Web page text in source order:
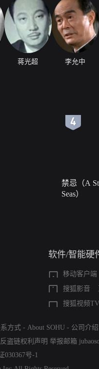
蒋光超 李允中
禁忌（A
Seas）
软件/智能硬
移动客户端
搜狐影音
搜狐视频
方式 - About SOHU - 公司介绍
盗链权利声明 举报邮箱
030367号-1